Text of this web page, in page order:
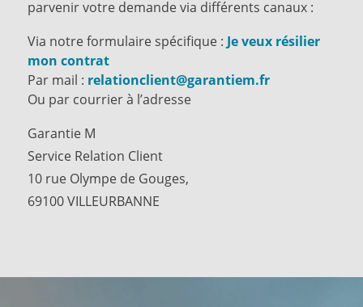
parvenir votre demande via différents canaux :
Via notre formulaire spécifique : Je veux résilier
mon contrat
Par mail : relationclient@garantiem.fr
Ou par courrier à l’adresse
Garantie M
Service Relation Client
10 rue Olympe de Gouges,
69100 VILLEURBANNE